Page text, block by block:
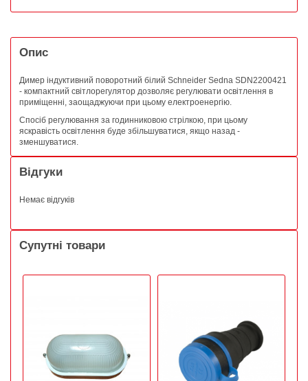
Опис
Димер індуктивний поворотний білий Schneider Sedna SDN2200421
- компактний світлорегулятор дозволяє регулювати освітлення в
приміщенні, заощаджуючи при цьому електроенергію.
Спосіб регулювання за годинниковою стрілкою, при цьому
яскравість освітлення буде збільшуватися, якщо назад -
зменшуватися.
Відгуки
Немає відгуків
Супутні товари